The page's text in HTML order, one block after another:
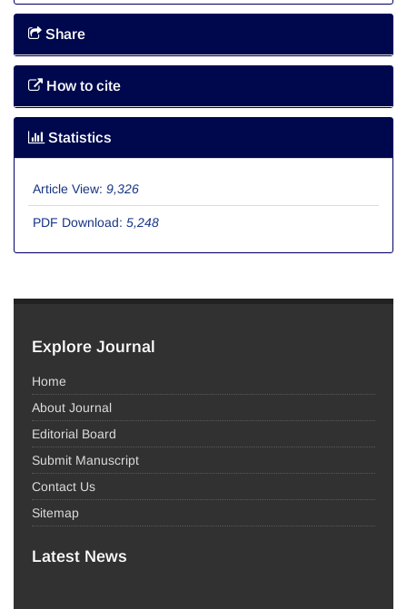
Share
How to cite
Statistics
Article View: 9,326
PDF Download: 5,248
Explore Journal
Home
About Journal
Editorial Board
Submit Manuscript
Contact Us
Sitemap
Latest News